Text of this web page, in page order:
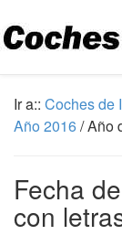
Ir a:: Coches de
Año 2016/ Año
Fecha
con